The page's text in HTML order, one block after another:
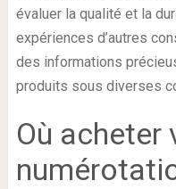
évaluer la qualité et la
expériences d’autres
des informations
produits sous diverses
Où acheter